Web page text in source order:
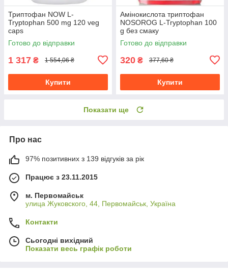
Триптофан NOW L-
Tryptophan 500 mg 120 veg
caps
Готово до відправки
1 317 ₴ 1 554,06 ₴
Купити
Амінокислота триптофан
NOSOROG L-Tryptophan 100
g без смаку
Готово до відправки
320 ₴ 377,60 ₴
Купити
Показати ще
Про нас
97% позитивних з 139 відгуків за рік
Працює з 23.11.2015
м. Первомайськ
улица Жуковского, 44, Первомайськ, Україна
Контакти
Сьогодні вихідний
Показати весь графік роботи